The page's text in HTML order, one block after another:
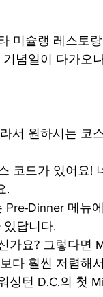
미슐랭 레스토
념일이 다가오
서 원하시는 코
코드가 있어요
.
Pre-Dinner 메뉴
답니다.
가요? 그렇다면
다 훨씬 저렴해
싱턴 D.C.의 첫